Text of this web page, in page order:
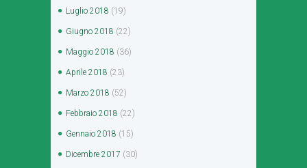
Luglio 2018 (19)
Giugno 2018 (22)
Maggio 2018 (36)
Aprile 2018 (23)
Marzo 2018 (52)
Febbraio 2018 (22)
Gennaio 2018 (15)
Dicembre 2017 (30)